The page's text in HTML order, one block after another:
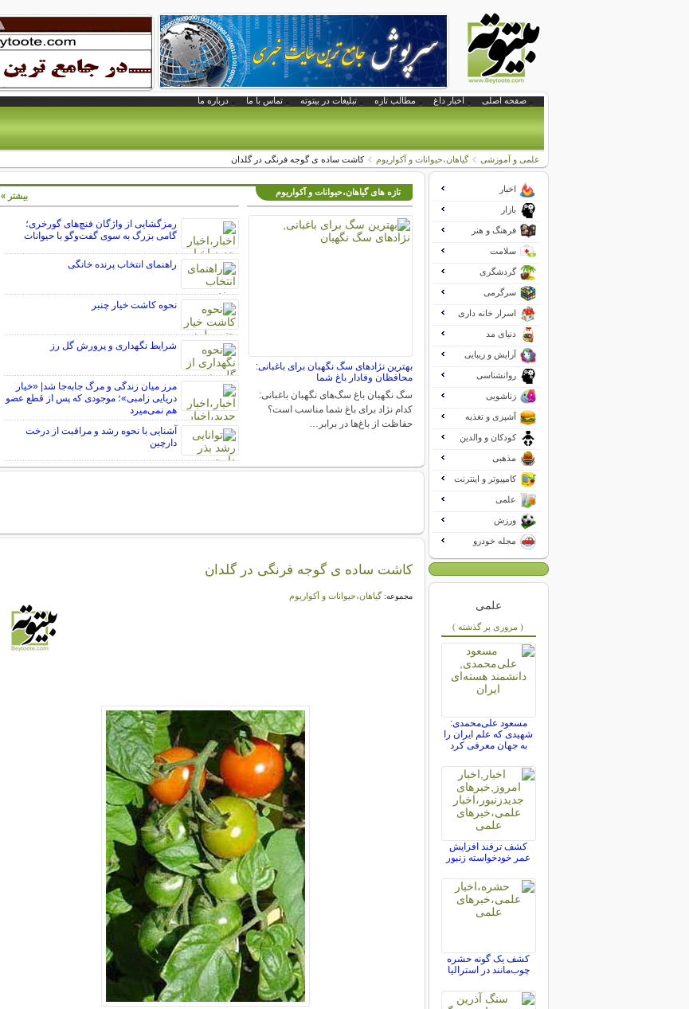
صفحه اصلی اخبار داغ مطالب تازه تبلیغات در بیتوته تماس با ما درباره ما
علمی و آموزشی گیاهان،حیوانات و آکواریوم کاشت ساده ی گوجه فرنگی در گلدان
تازه های گیاهان،حیوانات و آکواریوم
بهترین نژادهای سگ نگهبان برای باغبانی:
محافظان وفادار باغ شما
سگ نگهبان باغ سگ‌های نگهبان باغبانی:
کدام نژاد برای باغ شما مناسب است؟
حفاظت از باغ‌ها در برابر…
رمزگشایی از واژگان فنچ‌های گورخری؛
گامی بزرگ به سوی گفت‌وگو با حیوانات
راهنمای انتخاب پرنده خانگی
نحوه کاشت خیار چنبر
شرایط نگهداری و پرورش گل رز
مرز میان زندگی و مرگ جابه‌جا شد| «خیار
دریایی زامبی»؛ موجودی که پس از قطع عضو
هم نمی‌میرد
آشنایی با نحوه رشد و مراقبت از درخت
دارچین
بیشتر »
کاشت ساده ی گوجه فرنگی در گلدان
مجموعه:گیاهان،حیوانات و آکواریوم
اخبار
بازار
فرهنگ و هنر
سلامت
گردشگری
سرگرمی
اسرار خانه داری
دنیای مد
آرایش و زیبایی
روانشناسی
زناشویی
آشپزی و تغذیه
کودکان و والدین
مذهبی
کامپیوتر و اینترنت
علمی
ورزش
مجله خودرو
علمی
( مروری بر گذشته )
مسعود علی‌محمدی:
شهیدی که علم ایران را
به جهان معرفی کرد
کشف ترفند افزایش
عمر خودخواسته زنبور
کشف یک گونه حشره
چوب‌مانند در استرالیا